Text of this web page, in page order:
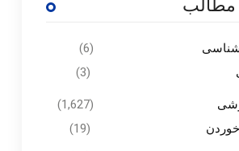
مطالب
(6)
(3)
(1,627)
خوردن
(19)